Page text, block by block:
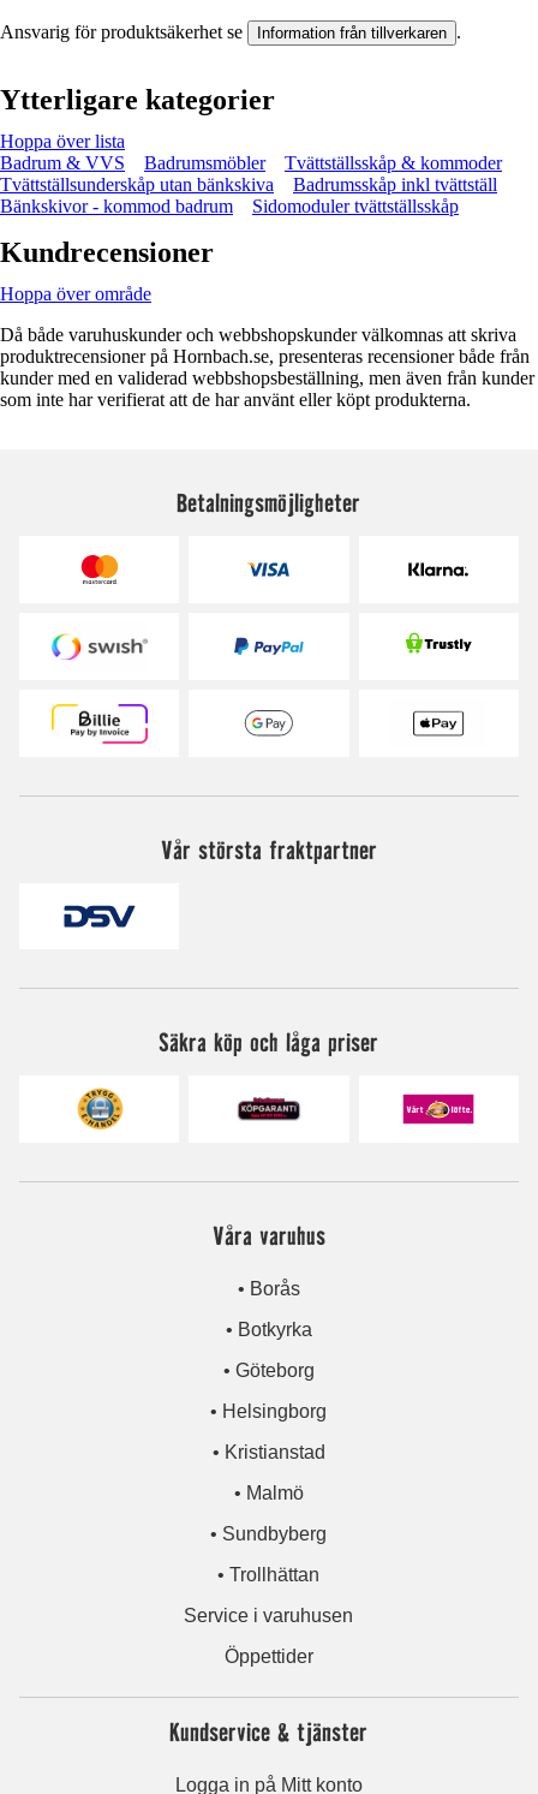
Ansvarig för produktsäkerhet se Information från tillverkaren .
Ytterligare kategorier
Hoppa över lista
Badrum & VVS
Badrumsmöbler
Tvättställsskåp & kommoder
Tvättställsunderskåp utan bänkskiva
Badrumsskåp inkl tvättställ
Bänkskivor - kommod badrum
Sidomoduler tvättställsskåp
Kundrecensioner
Hoppa över område
Då både varuhuskunder och webbshopskunder välkomnas att skriva
produktrecensioner på Hornbach.se, presenteras recensioner både från
kunder med en validerad webbshopsbeställning, men även från kunder
som inte har verifierat att de har använt eller köpt produkterna.
Betalningsmöjligheter
Vår största fraktpartner
Säkra köp och låga priser
Våra varuhus
• Borås
• Botkyrka
• Göteborg
• Helsingborg
• Kristianstad
• Malmö
• Sundbyberg
• Trollhättan
Service i varuhusen
Öppettider
Kundservice & tjänster
Logga in på Mitt konto